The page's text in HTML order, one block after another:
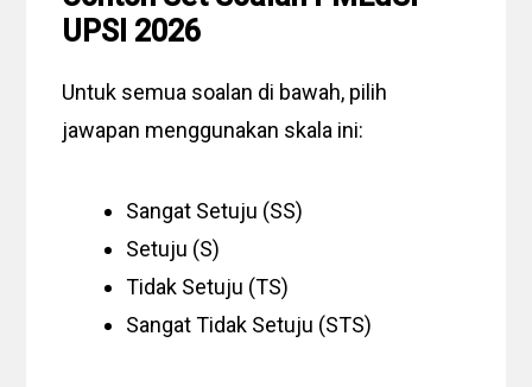
UPSI 2026
Untuk semua soalan di bawah, pilih
jawapan menggunakan skala ini:
Sangat Setuju (SS)
Setuju (S)
Tidak Setuju (TS)
Sangat Tidak Setuju (STS)